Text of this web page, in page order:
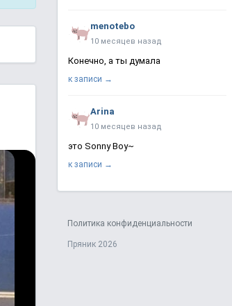
menotebo
10 месяцев назад
Конечно, а ты думала
к записи →
Arina
10 месяцев назад
это Sonny Boy~
к записи →
Политика конфиденциальности
Пряник 2026